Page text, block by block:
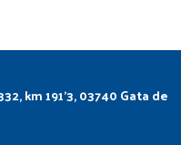
km 191'3, 03740 Gata de